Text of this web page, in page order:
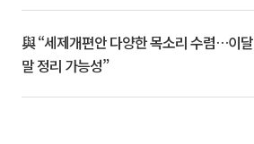
與 “세제개편안 다양한 목소리 수렴…이달
말 정리 가능성”